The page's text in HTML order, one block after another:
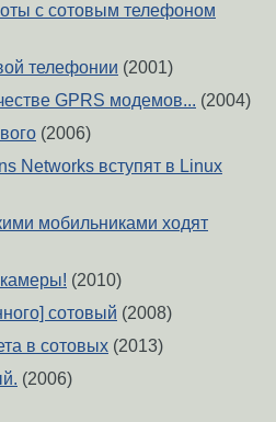
с сотовым телефоном
телефонии (2001)
GPRS модемов... (2004)
(2006)
Networks вступят в Linux
мобильниками ходят
(2010)
сотовый (2008)
в сотовых (2013)
(2006)